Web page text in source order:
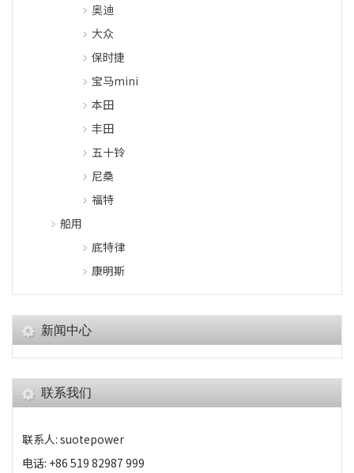
奥迪
大众
保时捷
宝马mini
本田
丰田
五十铃
尼桑
福特
船用
底特律
康明斯
新闻中心
联系我们
联系人: suotepower
电话: +86 519 82987 999